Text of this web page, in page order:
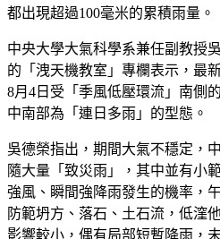
都出現超過100毫米的累積雨量。
中央大學大氣科學系兼任副教授
的「洩天機教室」專欄表示，最
8月4日受「季風低壓環流」南側
中南部為「連日多雨」的型態。
吳德榮指出，期間大氣不穩定，
隨大量「致災雨」，其中並有小
強風、瞬間強降雨發生的機率，
防範坍方、落石、土石流，低漥
影響較小，偶有局部短暫降雨，